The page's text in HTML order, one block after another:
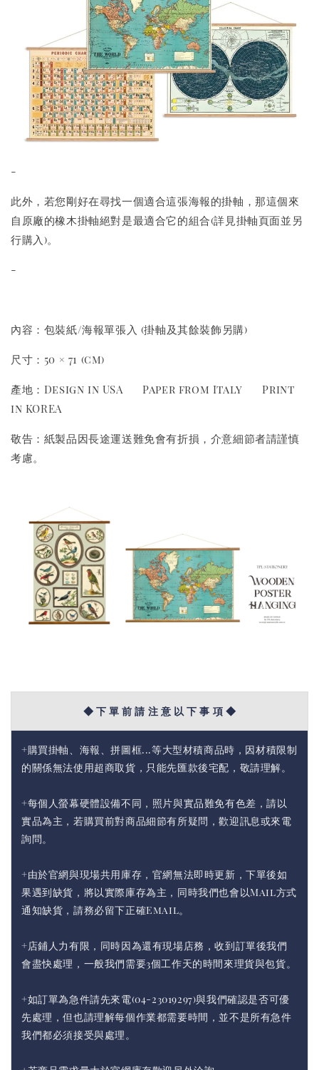
-
此外，若您剛好在尋找一個適合這張海報的掛軸，那這個來
自原廠的橡木掛軸絕對是最適合它的組合(詳見掛軸頁面並另
行購入)。
-
內容：包裝紙/海報單張入 (掛軸及其餘裝飾另購)
尺寸：50 × 71 (cm)
產地：Design in USA Paper from Italy Print
in KOREA
敬告：紙製品因長途運送難免會有折損，介意細節者請謹慎
考慮。
◆ 下 單 前 請 注 意 以 下 事 項 ◆
+購買掛軸、海報、拼圖框...等大型材積商品時，因材積限制
的關係無法使用超商取貨，只能先匯款後宅配，敬請理解。
+每個人螢幕硬體設備不同，照片與實品難免有色差，請以
實品為主，若購買前對商品細節有所疑問，歡迎訊息或來電
詢問。
+由於官網與現場共用庫存，官網無法即時更新，下單後如
果遇到缺貨，將以實際庫存為主，同時我們也會以Mail方式
通知缺貨，請務必留下正確Email。
+店鋪人力有限，同時因為還有現場店務，收到訂單後我們
會盡快處理，一般我們需要3個工作天的時間來理貨與包貨。
+如訂單為急件請先來電(04-23019297)與我們確認是否可優
先處理，但也請理解每個作業都需要時間，並不是所有急件
我們都必須接受與處理。